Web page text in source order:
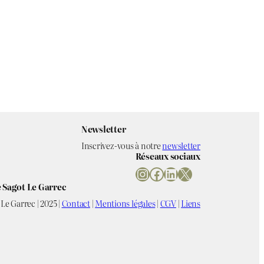
Newsletter
Inscrivez-vous à notrenewsletter
Réseaux sociaux
InstagramFacebook LinkedIn X
Le Garrec
Garrec | 2025 |Contact|Mentions légales|CGV|Liens